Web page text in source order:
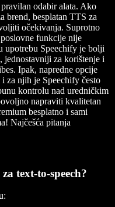
odabir alata. Ako
brend, besplatan TTS za
očekivanja. Suprotno
funkcije nije
upotrebu Speechify je bolji
za korištenje i
Ipak, napredne opcije
za njih je Speechify često
kontrolu nad uredničkim
napraviti kvalitetan
besplatno i sami
Najčešća pitanja
text-to-speech?